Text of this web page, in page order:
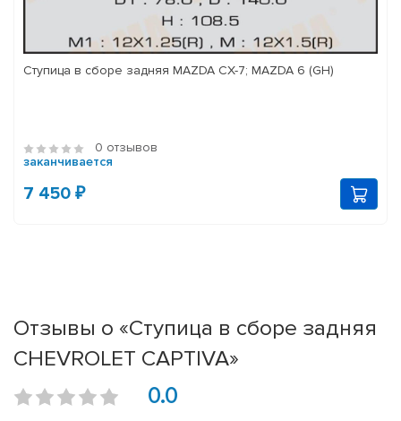
Ступица в сборе задняя MAZDA CX-7; MAZDA 6 (GH)
0 отзывов
заканчивается
7 450 ₽
Отзывы о «Ступица в сборе задняя
CHEVROLET CAPTIVA»
0.0